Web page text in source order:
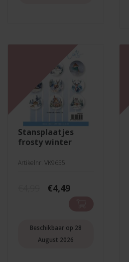
stansplaatjes
frosty winter
Artikelnr. VK9655
Oorspronkelijke
€4,99.
€4,49Huidige
prijs
is:
€4,49.
Beschikbaar op 28
August 2026